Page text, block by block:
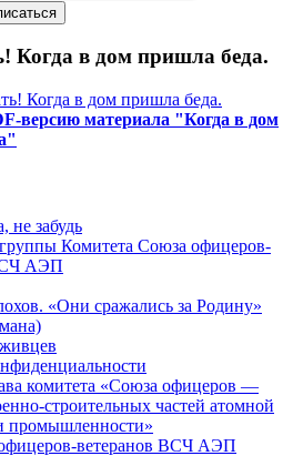
Когда в дом пришла беда.
Когда в дом пришла беда.
версию материала "Когда в дом
не забудь
Комитета Союза офицеров-
АЭП
«Они сражались за Родину»
комитета «Союза офицеров —
строительных частей атомной
промышленности»
ветеранов ВСЧ АЭП